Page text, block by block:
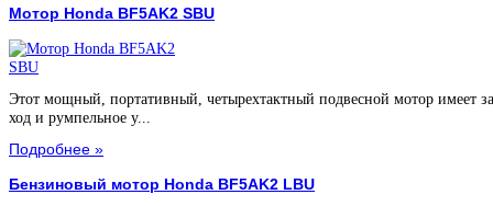
Мотор Honda BF5AK2 SBU
Этот мощный, портативный, четырехтактный подвесной мотор имеет
ход и румпельное у...
Подробнее »
Бензиновый мотор Honda BF5AK2 LBU